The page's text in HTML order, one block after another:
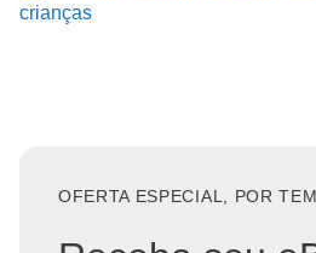
crianças
OFERTA ESPECIAL, POR